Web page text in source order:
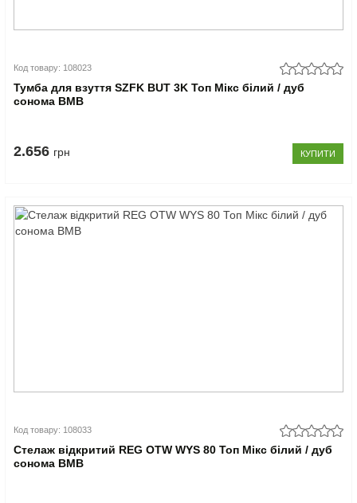
Код товару: 108023
Тумба для взуття SZFK BUT 3K Топ Мікс білий / дуб
сонома ВМВ
2.656 грн КУПИТИ
Код товару: 108033
Стелаж відкритий REG OTW WYS 80 Топ Мікс білий / дуб
сонома ВМВ